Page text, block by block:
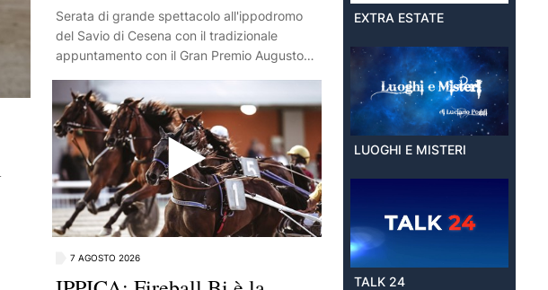
Serata di grande spettacolo all'ippodromo
del Savio di Cesena con il tradizionale
appuntamento con il Gran Premio Augusto
7 AGOSTO 2026
EXTRA ESTATE
LUOGHI E MISTERI
TALK 24